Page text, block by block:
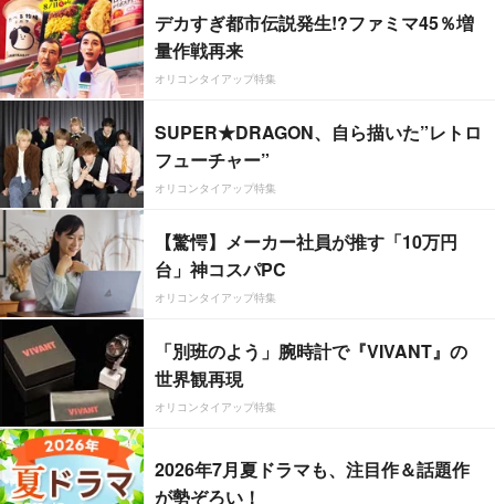
デカすぎ都市伝説発生!?ファミマ45％増
量作戦再来
オリコンタイアップ特集
SUPER★DRAGON、自ら描いた”レトロ
フューチャー”
オリコンタイアップ特集
【驚愕】メーカー社員が推す「10万円
台」神コスパPC
オリコンタイアップ特集
「別班のよう」腕時計で『VIVANT』の
世界観再現
オリコンタイアップ特集
2026年7月夏ドラマも、注目作＆話題作
が勢ぞろい！